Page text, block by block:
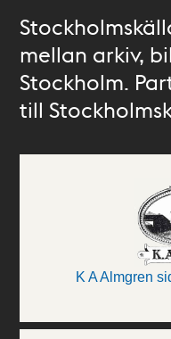
mellan arkiv,
Stockholm.
till
K A Almgren